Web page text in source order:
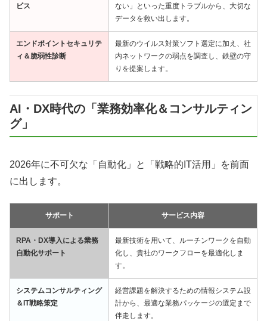
ビス
ない」といった重度トラブルから、大切な
データを救い出します。
エンドポイントセキュリテ
ィ＆脆弱性診断
最新のウイルス対策ソフト選定に加え、社
内ネットワークの弱点を調査し、鉄壁の守
りを提案します。
AI・DX時代の「業務効率化＆コンサルティン
グ」
2026年に不可欠な「自動化」と「戦略的IT活用」を前面
に出します。
サポート サービス内容
RPA・DX導入による業務
自動化サポート
最新技術を用いて、ルーチンワークを自動
化し、貴社のワークフローを最適化しま
す。
システムコンサルティング
＆IT戦略策定
経営課題を解決するための情報システム設
計から、最適な業務パッケージの選定まで
伴走します。